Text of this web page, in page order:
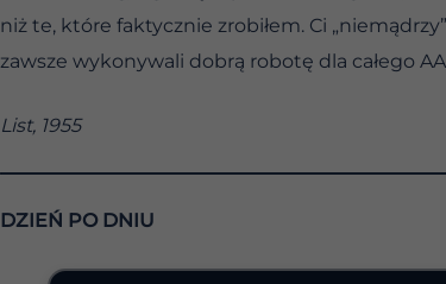
niż te, które faktycznie zrobiłem. Ci
zawsze wykonywali dobrą robotę dla całego
List, 1955
DZIEŃ PO DNIU